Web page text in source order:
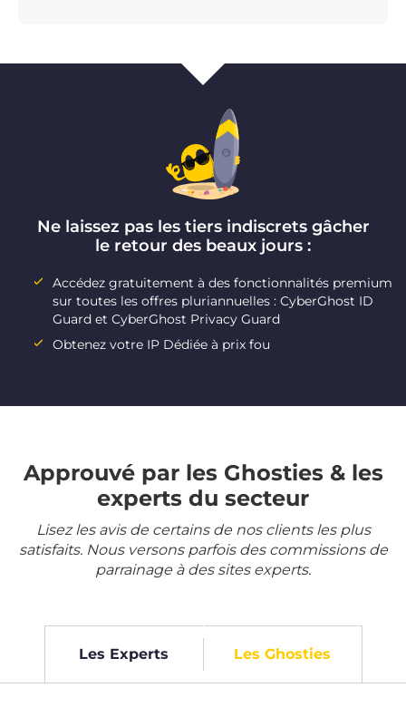
Ne laissez pas les tiers indiscrets gâcher
le retour des beaux jours :
Accédez gratuitement à des fonctionnalités premium
sur toutes les offres pluriannuelles : CyberGhost ID
Guard et CyberGhost Privacy Guard
Obtenez votre IP Dédiée à prix fou
Approuvé par les Ghosties & les
experts du secteur
Lisez les avis de certains de nos clients les plus
satisfaits. Nous versons parfois des commissions de
parrainage à des sites experts.
Les Experts Les Ghosties